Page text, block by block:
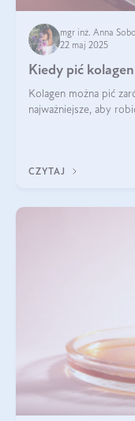
mgr inż. Anna
22 maj 2025
Kiedy pić
Kolagen można pić
najważniejsze, aby
CZYTAJ